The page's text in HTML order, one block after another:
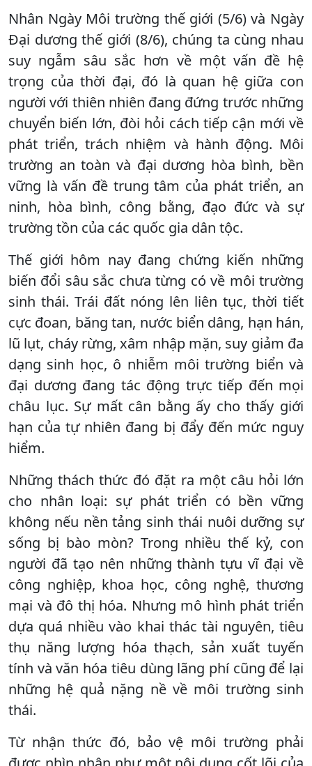
Nhân Ngày Môi trường thế giới (5/6) và Ngày
Đại dương thế giới (8/6), chúng ta cùng nhau
suy ngẫm sâu sắc hơn về một vấn đề hệ
trọng của thời đại, đó là quan hệ giữa con
người với thiên nhiên đang đứng trước những
chuyển biến lớn, đòi hỏi cách tiếp cận mới về
phát triển, trách nhiệm và hành động. Môi
trường an toàn và đại dương hòa bình, bền
vững là vấn đề trung tâm của phát triển, an
ninh, hòa bình, công bằng, đạo đức và sự
trường tồn của các quốc gia dân tộc.
Thế giới hôm nay đang chứng kiến những
biến đổi sâu sắc chưa từng có về môi trường
sinh thái. Trái đất nóng lên liên tục, thời tiết
cực đoan, băng tan, nước biển dâng, hạn hán,
lũ lụt, cháy rừng, xâm nhập mặn, suy giảm đa
dạng sinh học, ô nhiễm môi trường biển và
đại dương đang tác động trực tiếp đến mọi
châu lục. Sự mất cân bằng ấy cho thấy giới
hạn của tự nhiên đang bị đẩy đến mức nguy
hiểm.
Những thách thức đó đặt ra một câu hỏi lớn
cho nhân loại: sự phát triển có bền vững
không nếu nền tảng sinh thái nuôi dưỡng sự
sống bị bào mòn? Trong nhiều thế kỷ, con
người đã tạo nên những thành tựu vĩ đại về
công nghiệp, khoa học, công nghệ, thương
mại và đô thị hóa. Nhưng mô hình phát triển
dựa quá nhiều vào khai thác tài nguyên, tiêu
thụ năng lượng hóa thạch, sản xuất tuyến
tính và văn hóa tiêu dùng lãng phí cũng để lại
những hệ quả nặng nề về môi trường sinh
thái.
Từ nhận thức đó, bảo vệ môi trường phải